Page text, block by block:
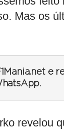
Mas os
e
revelou